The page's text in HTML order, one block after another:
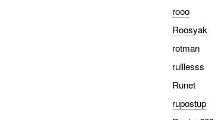
rooo
Roosyak
rotman
rulllesss
Runet
rupostup